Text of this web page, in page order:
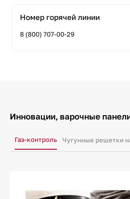
Номер горячей линии
8 (800) 707-00-29
Инновации, варочные
Газ-контроль Чугунные решетки